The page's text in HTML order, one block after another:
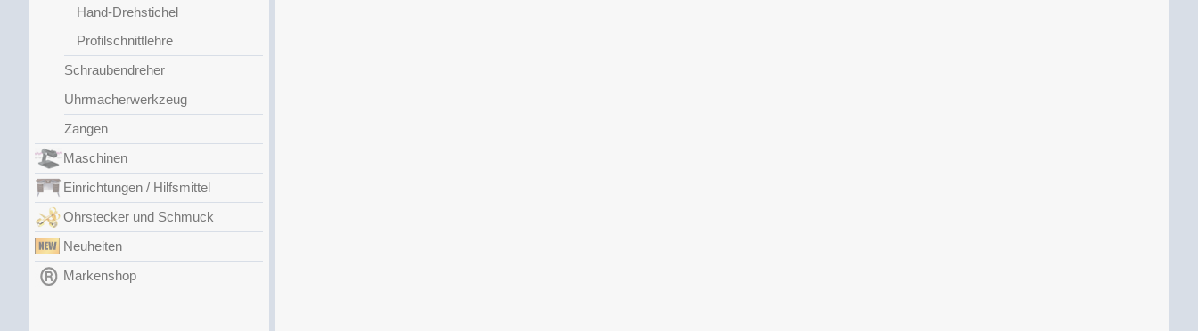
Hand-Drehstichel
Profilschnittlehre
Schraubendreher
Uhrmacherwerkzeug
Zangen
Maschinen
Einrichtungen / Hilfsmittel
Ohrstecker und Schmuck
Neuheiten
Markenshop